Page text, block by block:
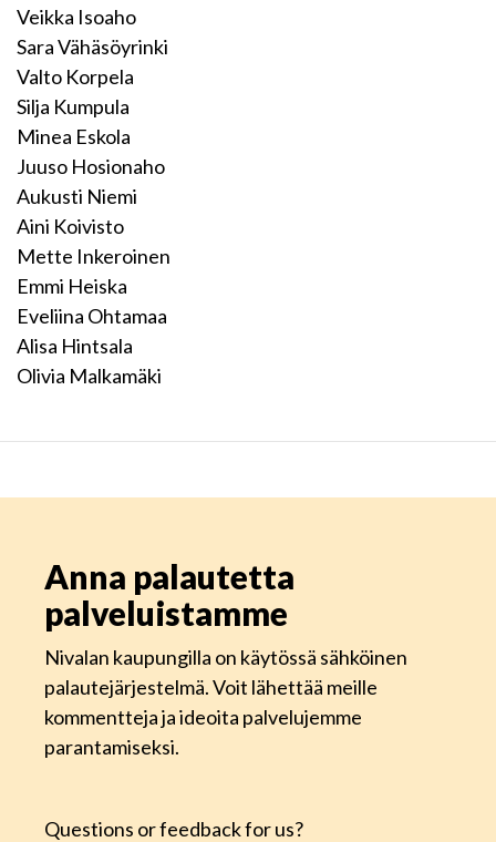
Veikka Isoaho
Sara Vähäsöyrinki
Valto Korpela
Silja Kumpula
Minea Eskola
Juuso Hosionaho
Aukusti Niemi
Aini Koivisto
Mette Inkeroinen
Emmi Heiska
Eveliina Ohtamaa
Alisa Hintsala
Olivia Malkamäki
Anna palautetta
palveluistamme
Nivalan kaupungilla on käytössä sähköinen
palautejärjestelmä. Voit lähettää meille
kommentteja ja ideoita palvelujemme
parantamiseksi.
Questions or feedback for us?